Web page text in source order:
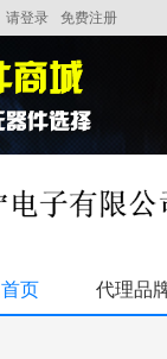
请登录 免费注册
首页 代理品